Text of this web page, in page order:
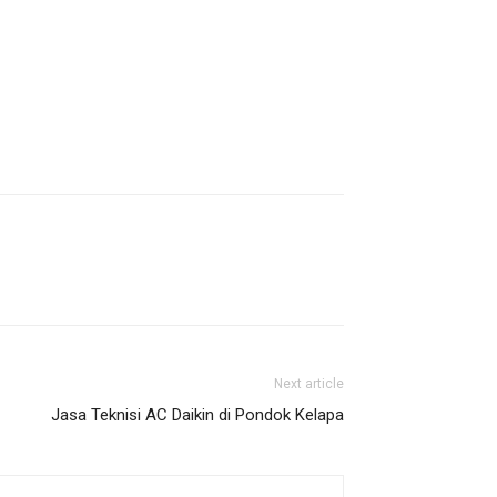
Next article
Jasa Teknisi AC Daikin di Pondok Kelapa